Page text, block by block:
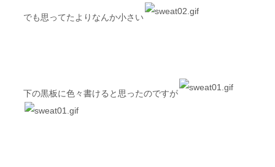
でも思ってたよりなんか小さい
下の黒板に色々書けると思ったのですが